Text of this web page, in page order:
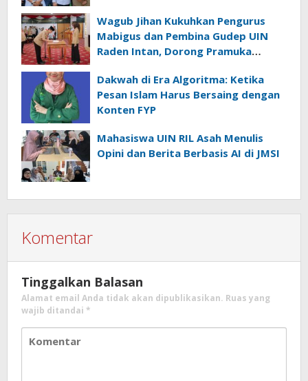
Wagub Jihan Kukuhkan Pengurus
Mabigus dan Pembina Gudep UIN
Raden Intan, Dorong Pramuka
Dakwah di Era Algoritma: Ketika
Pesan Islam Harus Bersaing dengan
Konten FYP
Mahasiswa UIN RIL Asah Menulis
Opini dan Berita Berbasis AI di JMSI
Komentar
Tinggalkan Balasan
Alamat email Anda tidak akan dipublikasikan. Ruas yang
wajib ditandai *